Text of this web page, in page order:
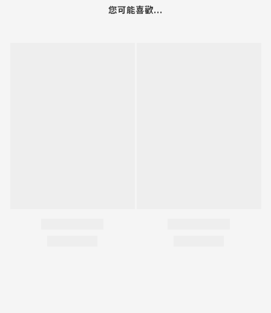
您可能喜歡...